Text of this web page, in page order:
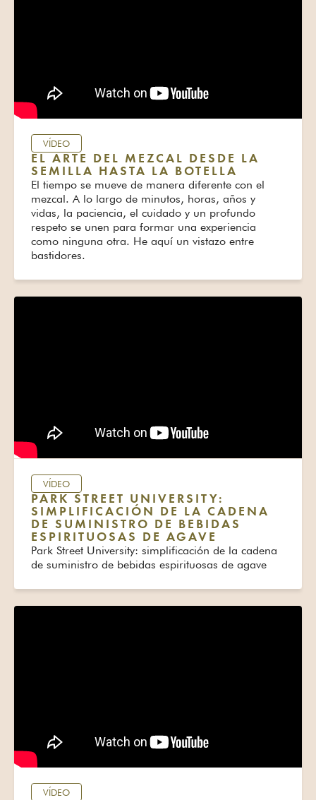
VÍDEO
EL ARTE DEL MEZCAL DESDE LA
SEMILLA HASTA LA BOTELLA
El tiempo se mueve de manera diferente con el
mezcal. A lo largo de minutos, horas, años y
vidas, la paciencia, el cuidado y un profundo
respeto se unen para formar una experiencia
como ninguna otra. He aquí un vistazo entre
bastidores.
VÍDEO
PARK STREET UNIVERSITY:
SIMPLIFICACIÓN DE LA CADENA
DE SUMINISTRO DE BEBIDAS
ESPIRITUOSAS DE AGAVE
Park Street University: simplificación de la cadena
de suministro de bebidas espirituosas de agave
VÍDEO